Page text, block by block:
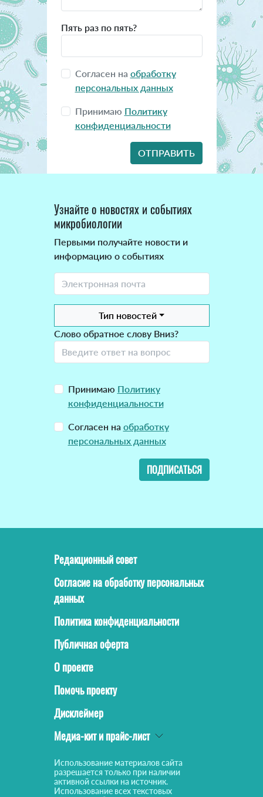
Пять раз по пять?
Согласен на обработку
персональных данных
Принимаю Политику
конфиденциальности
Узнайте о новостях и событиях
микробиологии
Первыми получайте новости и
информацию о событиях
Тип новостей
Слово обратное слову Вниз?
Принимаю Политику
конфиденциальности
Согласен на обработку
персональных данных
ПОДПИСАТЬСЯ
Редакционный совет
Согласие на обработку персональных
данных
Политика конфиденциальности
Публичная оферта
О проекте
Помочь проекту
Дисклеймер
Медиа-кит и прайс-лист
Использование материалов сайта
разрешается только при наличии
активной ссылки на источник.
Использование всех текстовых